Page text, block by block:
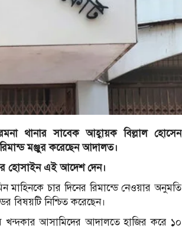
থানার সাবেক আহ্বায়ক বিল্লাল হোসেন
মঞ্জুর করেছেন আদালত।
হোসাইন এই আদেশ দেন।
চার দিনের রিমান্ডে নেওয়ার অনুমতি
বিষয়টি নিশ্চিত করেছেন।
খন্দকার আসামিদের আদালতে হাজির করে ১০